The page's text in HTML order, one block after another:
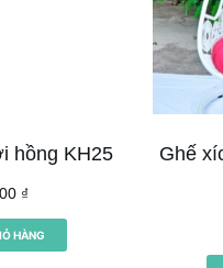
hồng KH25
₫
HÀNG
Ghế